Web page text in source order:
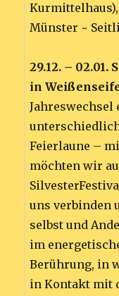
Kurmittelhaus),
Münster ~
29.12. – 02.01.
in
Feierlaune –
möchten wir
uns verbinden
selbst und
im
Berührung, in
in Kontakt mit